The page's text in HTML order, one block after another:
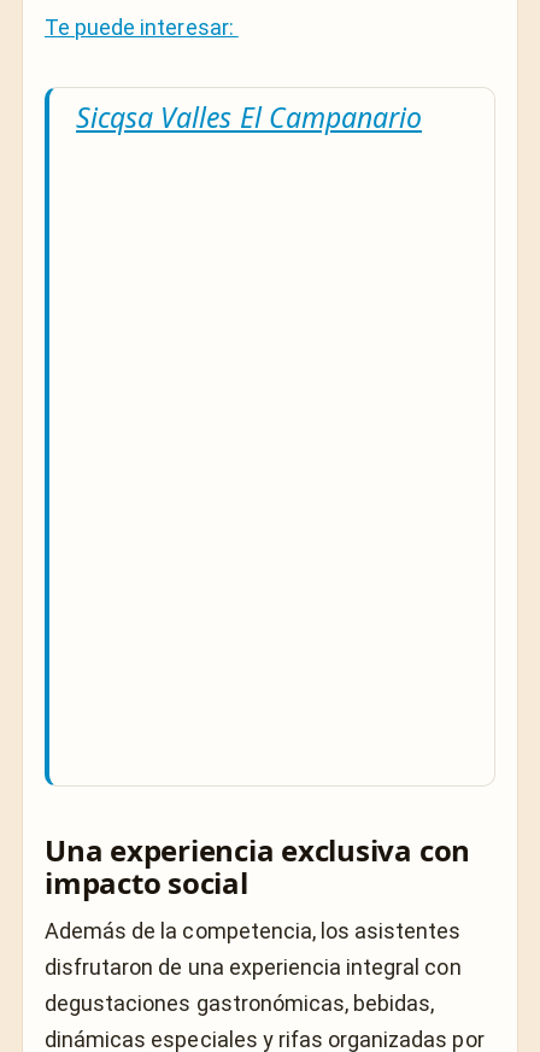
Te puede interesar:
Sicqsa Valles El Campanario
Una experiencia exclusiva con
impacto social
Además de la competencia, los asistentes
disfrutaron de una experiencia integral con
degustaciones gastronómicas, bebidas,
dinámicas especiales y rifas organizadas por